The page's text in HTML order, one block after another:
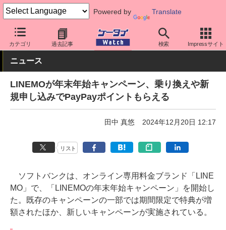
Powered by Translate
カテゴリ 過去記事 検索 Impressサイト
ケータイ Watch キャリア ソフトバンク LINEMO
ニュース
LINEMOが年末年始キャンペーン、乗り換えや新
規申し込みでPayPayポイントもらえる
田中 真悠 2024年12月20日 12:17
リスト
ソフトバンクは、オンライン専用料金ブランド「LINE
MO」で、「LINEMOの年末年始キャンペーン」を開始し
た。既存のキャンペーンの一部では期間限定で特典が増
額されたほか、新しいキャンペーンが実施されている。